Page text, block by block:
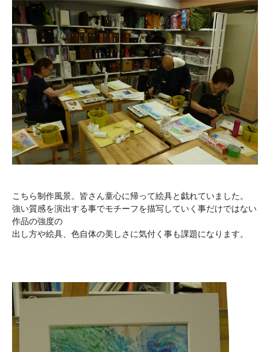
こちら制作風景。皆さん童心に帰って絵具と戯れていました。
強い質感を演出する事でモチーフを描写していく事だけではない
作品の強度の
出し方や絵具、色自体の美しさに気付く事も課題になります。